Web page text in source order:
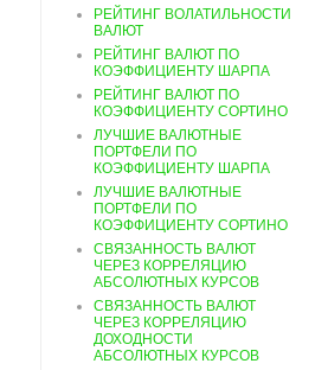
РЕЙТИНГ ВОЛАТИЛЬНОСТИ
ВАЛЮТ
РЕЙТИНГ ВАЛЮТ ПО
КОЭФФИЦИЕНТУ ШАРПА
РЕЙТИНГ ВАЛЮТ ПО
КОЭФФИЦИЕНТУ СОРТИНО
ЛУЧШИЕ ВАЛЮТНЫЕ
ПОРТФЕЛИ ПО
КОЭФФИЦИЕНТУ ШАРПА
ЛУЧШИЕ ВАЛЮТНЫЕ
ПОРТФЕЛИ ПО
КОЭФФИЦИЕНТУ СОРТИНО
СВЯЗАННОСТЬ ВАЛЮТ
ЧЕРЕЗ КОРРЕЛЯЦИЮ
АБСОЛЮТНЫХ КУРСОВ
СВЯЗАННОСТЬ ВАЛЮТ
ЧЕРЕЗ КОРРЕЛЯЦИЮ
ДОХОДНОСТИ
АБСОЛЮТНЫХ КУРСОВ